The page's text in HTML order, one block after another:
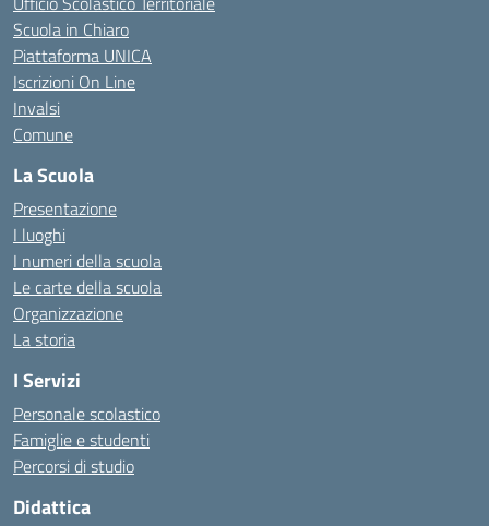
Scuola in Chiaro
Piattaforma UNICA
Iscrizioni On Line
Invalsi
Comune
La Scuola
Presentazione
I luoghi
I numeri della scuola
Le carte della scuola
Organizzazione
La storia
I Servizi
Personale scolastico
Famiglie e studenti
Percorsi di studio
Didattica